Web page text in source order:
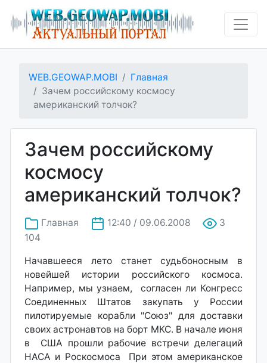
WEB.GEOWAP.MOBI
Главная
Зачем российскому космосу
американский толчок?
Зачем российскому
космосу
американский толчок?
Главная 12:40 / 09.06.2008
3
104
Начавшееся лето станет судьбоносным в
новейшей истории российского космоса.
Например, мы узнаем, согласен ли Конгресс
Соединенных Штатов закупать у России
пилотируемые корабли "Союз" для доставки
своих астронавтов на борт МКС. В начале июня
в США прошли рабочие встречи делегаций
НАСА и Роскосмоса При этом американское